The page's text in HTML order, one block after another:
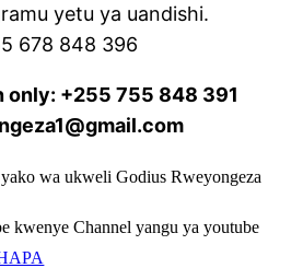
yetu ya uandishi.
678 848 396
only: +255 755 848 391
wa ukweli Godius Rweyongeza
kwenye Channel yangu ya youtube